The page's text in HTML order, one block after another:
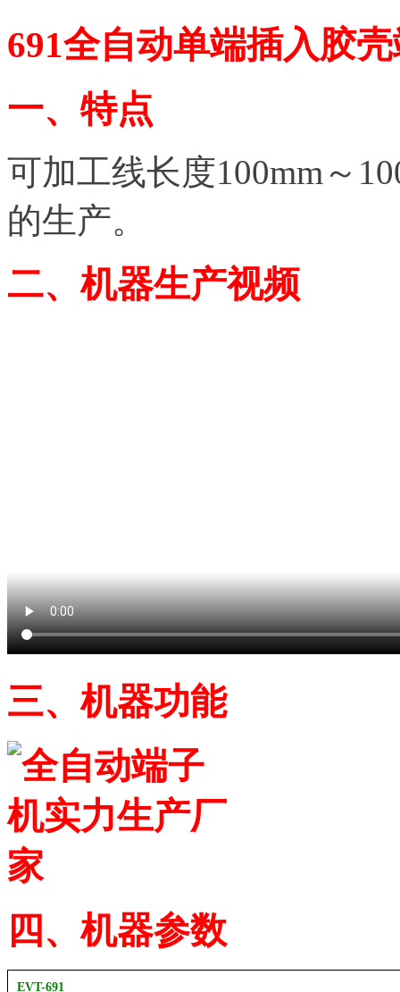
691全自动单端插入胶
一、特点
可加工线长度100mm～
的生产。
二、机器生产视频
三、机器功能
四、机器参数
EVT-691